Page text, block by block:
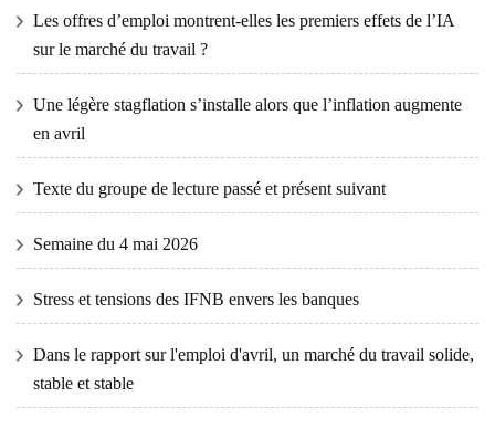
Les offres d’emploi montrent-elles les premiers effets de l’IA
sur le marché du travail ?
Une légère stagflation s’installe alors que l’inflation augmente
en avril
Texte du groupe de lecture passé et présent suivant
Semaine du 4 mai 2026
Stress et tensions des IFNB envers les banques
Dans le rapport sur l'emploi d'avril, un marché du travail solide,
stable et stable